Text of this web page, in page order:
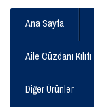
Ana Sayfa
Aile Cüzdanı Kılıfı
Diğer Ürünler